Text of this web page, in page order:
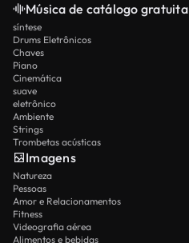
Música de catálogo gratuita
síntese
Drums Eletrônicos
Chaves
Piano
Cinemática
suave
eletrônico
Ambiente
Strings
Trombetas acústicas
Imagens
Natureza
Pessoas
Amor e Relacionamentos
Fitness
Videografia aérea
Alimentos e bebidas